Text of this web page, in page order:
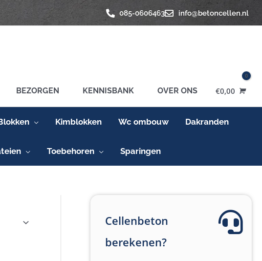
085-0606463 info@betoncellen.nl
BEZORGEN KENNISBANK OVER ONS €0,00
Kimblokken Wc ombouw Dakranden
Toebehoren Sparingen
Cellenbeton
berekenen?